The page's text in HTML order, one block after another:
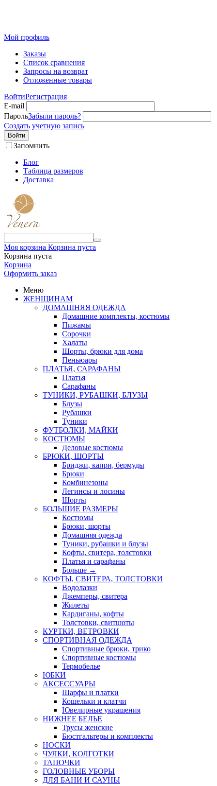
Мой профиль
Заказы
Список сравнения
Запросы на возврат
Отложенные товары
ВойтиРегистрация
E-mail
ПарольЗабыли пароль?
Создать учетную запись
Войти
Запомнить
Блог
Таблица размеров
Доставка
Моя корзина Корзина пуста
Корзина пуста
Корзина
Оформить заказ
Меню
ЖЕНЩИНАМ
ДОМАШНЯЯ ОДЕЖДА
Домашние комплекты, костюмы
Пижамы
Сорочки
Халаты
Шорты, брюки для дома
Пеньюары
ПЛАТЬЯ, САРАФАНЫ
Платья
Сарафаны
ТУНИКИ, РУБАШКИ, БЛУЗЫ
Блузы
Рубашки
Туники
ФУТБОЛКИ, МАЙКИ
КОСТЮМЫ
Деловые костюмы
БРЮКИ, ШОРТЫ
Бриджи, капри, бермуды
Брюки
Комбинезоны
Легинсы и лосины
Шорты
БОЛЬШИЕ РАЗМЕРЫ
Костюмы
Брюки, шорты
Домашняя одежда
Туники, рубашки и блузы
Кофты, свитера, толстовки
Платья и сарафаны
Больше →
КОФТЫ, СВИТЕРА, ТОЛСТОВКИ
Водолазки
Джемперы, свитера
Жилеты
Кардиганы, кофты
Толстовки, свитшоты
КУРТКИ, ВЕТРОВКИ
СПОРТИВНАЯ ОДЕЖДА
Спортивные брюки, трико
Спортивные костюмы
Термобелье
ЮБКИ
AКСЕССУАРЫ
Шарфы и платки
Кошельки и клатчи
Ювелирные украшения
НИЖНЕЕ БЕЛЬЕ
Трусы женские
Бюстгальтеры и комплекты
НОСКИ
ЧУЛКИ, КОЛГОТКИ
ТАПОЧКИ
ГОЛОВНЫЕ УБОРЫ
ДЛЯ БАНИ И САУНЫ